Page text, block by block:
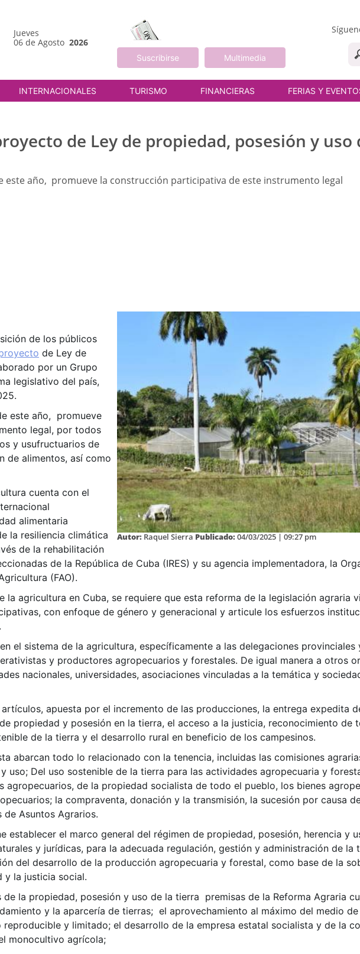
Jueves
06 de Agosto 2026
Suscribirse Multimedia
INTERNACIONALES TURISMO FINANCIERAS FERIAS Y
de Ley de propiedad, posesión y uso
este año, promueve la construcción participativa de este instrumento legal
Autor: Raquel Sierra Publicado: 04/03/2025 | 09:27 pm
de los públicos
de Ley de
por un Grupo
legislativo del país,
este año, promueve
legal, por todos
y usufructuarios de
de alimentos, así como
cuenta con el
alimentaria
la resiliencia climática
de la rehabilitación
de la República de Cuba (IRES) y su agencia implementadora, la
(FAO).
agricultura en Cuba, se requiere que esta reforma de la legislación agraria
con enfoque de género y generacional y articule los esfuerzos
el sistema de la agricultura, específicamente a las delegaciones provinciales
y productores agropecuarios y forestales. De igual manera a otros
nacionales, universidades, asociaciones vinculadas a la temática y
apuesta por el incremento de las producciones, la entrega expedita
propiedad y posesión en la tierra, el acceso a la justicia, reconocimiento de
de la tierra y el desarrollo rural en beneficio de los campesinos.
abarcan todo lo relacionado con la tenencia, incluidas las comisiones
uso; Del uso sostenible de la tierra para las actividades agropecuaria y
de la propiedad socialista de todo el pueblo, los bienes
la compraventa, donación y la transmisión, la sucesión por causa
de Asuntos Agrarios.
establecer el marco general del régimen de propiedad, posesión, herencia y
y jurídicas, para la adecuada regulación, gestión y administración de la
del desarrollo de la producción agropecuaria y forestal, como base de la
y la justicia social.
la propiedad, posesión y uso de la tierra premisas de la Reforma Agraria
y la aparcería de tierras; el aprovechamiento al máximo del medio
y limitado; el desarrollo de la empresa estatal socialista y de la
monocultivo agrícola;